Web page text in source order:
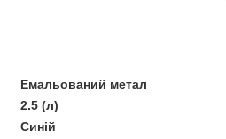
Емальований метал
2.5 (л)
Синій